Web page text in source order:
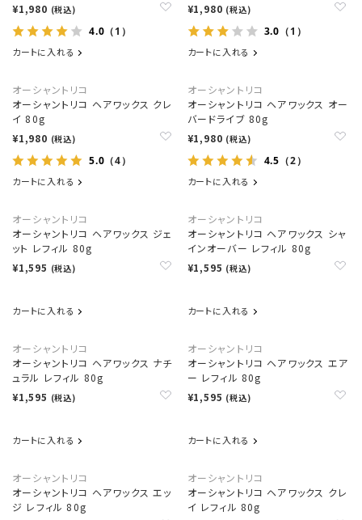
¥1,980 (税込)
4.0 （1）
カートに入れる
¥1,980 (税込)
3.0 （1）
カートに入れる
オーシャントリコ
オーシャントリコ ヘアワックス クレ
イ 80g
¥1,980 (税込)
5.0 （4）
カートに入れる
オーシャントリコ
オーシャントリコ ヘアワックス オー
バードライブ 80g
¥1,980 (税込)
4.5 （2）
カートに入れる
オーシャントリコ
オーシャントリコ ヘアワックス ジェ
ット レフィル 80g
¥1,595 (税込)
カートに入れる
オーシャントリコ
オーシャントリコ ヘアワックス シャ
インオーバー レフィル 80g
¥1,595 (税込)
カートに入れる
オーシャントリコ
オーシャントリコ ヘアワックス ナチ
ュラル レフィル 80g
¥1,595 (税込)
カートに入れる
オーシャントリコ
オーシャントリコ ヘアワックス エア
ー レフィル 80g
¥1,595 (税込)
カートに入れる
オーシャントリコ
オーシャントリコ ヘアワックス エッ
ジ レフィル 80g
オーシャントリコ
オーシャントリコ ヘアワックス クレ
イ レフィル 80g